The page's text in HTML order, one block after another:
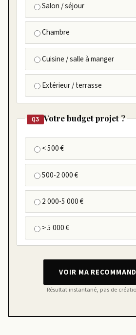
Salon / séjour
Chambre
Cuisine / salle à manger
Extérieur / terrasse
Q3 Votre budget projet ?
< 500 €
500-2 000 €
2 000-5 000 €
> 5 000 €
VOIR MA
Résultat instantané, pas de